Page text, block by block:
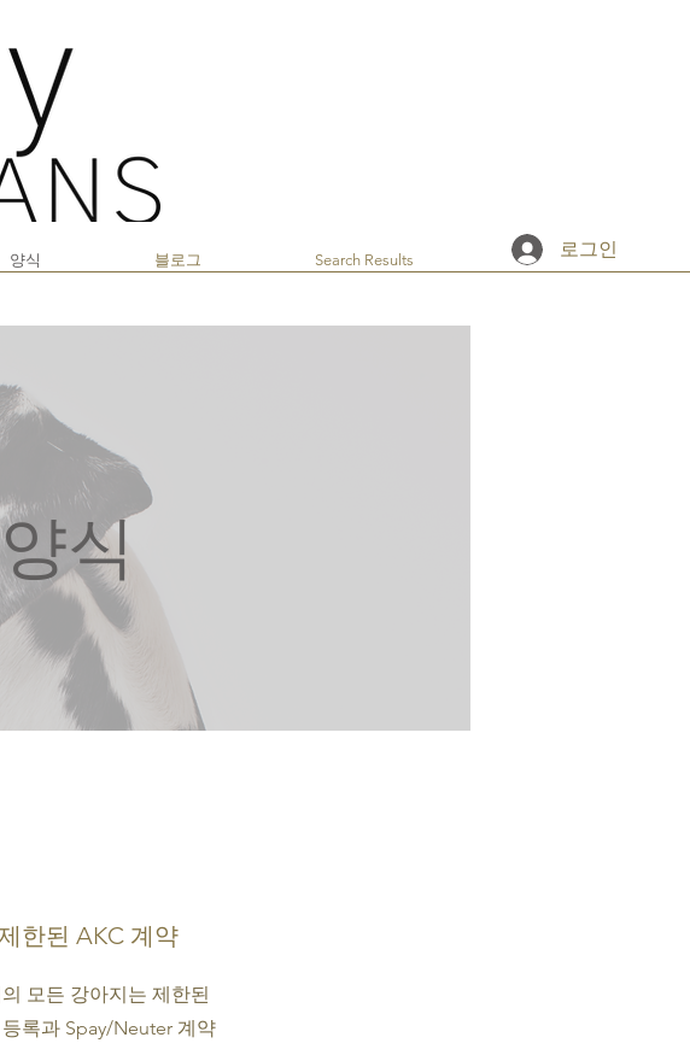
로그인
양식 블로그 Search Results
식
한된 AKC 계약
모든 강아지는 제한된
록과 Spay/Neuter 계약